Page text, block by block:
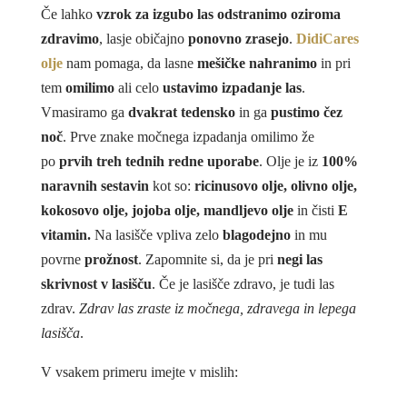
Če lahko vzrok za izgubo las odstranimo oziroma
zdravimo, lasje običajno ponovno zrasejo. DidiCares
oljenam pomaga, da lasne mešičke nahranimoin pri
tem omilimoali celo ustavimo izpadanje las.
Vmasiramo ga dvakrat tedenskoin ga pustimo čez
noč. Prve znake močnega izpadanja omilimo že
po prvih treh tednih redne uporabe. Olje je iz 100%
naravnih sestavin kot so: ricinusovo olje, olivno olje,
kokosovo olje, jojoba olje, mandljevo oljein čisti E
vitamin. Na lasišče vpliva zelo blagodejnoin mu
povrne prožnost. Zapomnite si, da je pri negi las
skrivnost v lasišču. Če je lasišče zdravo, je tudi las
zdrav. Zdrav las zraste iz močnega, zdravega in lepega
lasišča.
V vsakem primeru imejte v mislih: